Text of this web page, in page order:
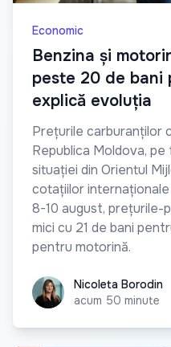
Economic
Benzina și
peste 20 de bani
explică evoluția
Prețurile carburanților
Republica Moldova,
situației din Orientul
cotațiilor
8-10 august, prețurile-
mici cu 21 de bani
pentru motorină.
Nicoleta Borodin
Nicoleta Borodin
acum 50 minute